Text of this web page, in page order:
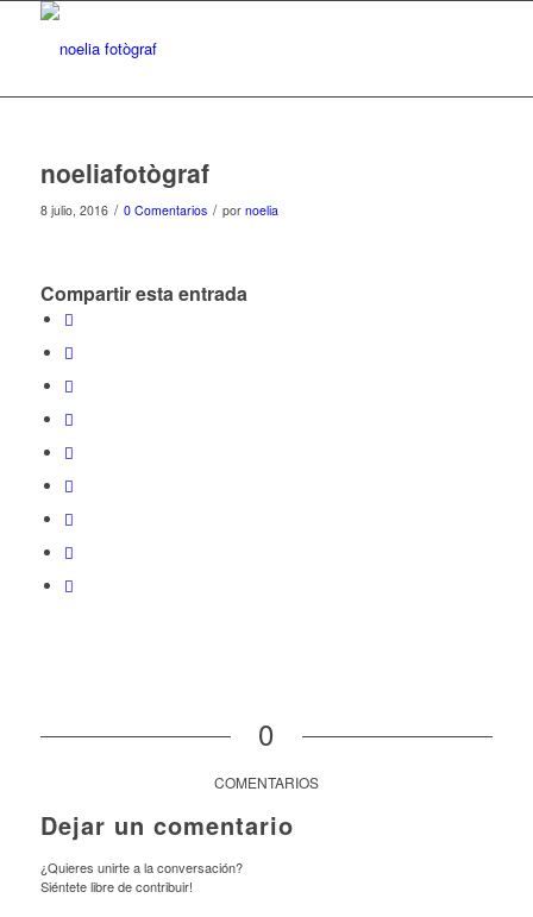
noeliafotògraf
8 julio, 2016 / 0 Comentarios / por noelia
Compartir esta entrada
0
COMENTARIOS
Dejar un comentario
¿Quieres unirte a la conversación?
Siéntete libre de contribuir!